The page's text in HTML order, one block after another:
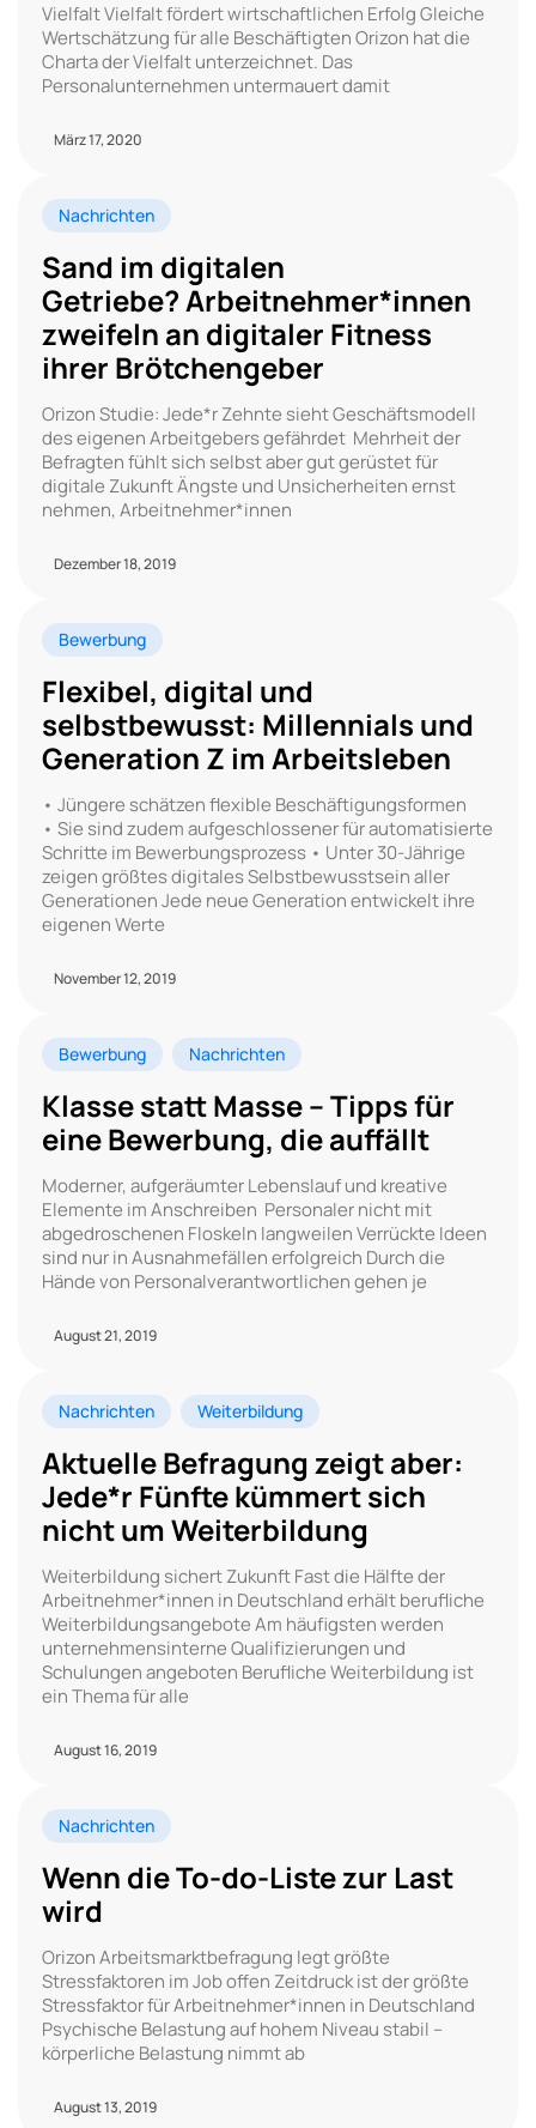
Vielfalt Vielfalt fördert wirtschaftlichen Erfolg Gleiche
Wertschätzung für alle Beschäftigten Orizon hat die
Charta der Vielfalt unterzeichnet. Das
Personalunternehmen untermauert damit
März 17, 2020
Nachrichten
Sand im digitalen
Getriebe? Arbeitnehmer*innen
zweifeln an digitaler Fitness
ihrer Brötchengeber
Orizon Studie: Jede*r Zehnte sieht Geschäftsmodell
des eigenen Arbeitgebers gefährdet Mehrheit der
Befragten fühlt sich selbst aber gut gerüstet für
digitale Zukunft Ängste und Unsicherheiten ernst
nehmen, Arbeitnehmer*innen
Dezember 18, 2019
Bewerbung
Flexibel, digital und
selbstbewusst: Millennials und
Generation Z im Arbeitsleben
• Jüngere schätzen flexible Beschäftigungsformen
• Sie sind zudem aufgeschlossener für automatisierte
Schritte im Bewerbungsprozess • Unter 30-Jährige
zeigen größtes digitales Selbstbewusstsein aller
Generationen Jede neue Generation entwickelt ihre
eigenen Werte
November 12, 2019
Bewerbung Nachrichten
Klasse statt Masse – Tipps für
eine Bewerbung, die auffällt
Moderner, aufgeräumter Lebenslauf und kreative
Elemente im Anschreiben Personaler nicht mit
abgedroschenen Floskeln langweilen Verrückte Ideen
sind nur in Ausnahmefällen erfolgreich Durch die
Hände von Personalverantwortlichen gehen je
August 21, 2019
Nachrichten Weiterbildung
Aktuelle Befragung zeigt aber:
Jede*r Fünfte kümmert sich
nicht um Weiterbildung
Weiterbildung sichert Zukunft Fast die Hälfte der
Arbeitnehmer*innen in Deutschland erhält berufliche
Weiterbildungsangebote Am häufigsten werden
unternehmensinterne Qualifizierungen und
Schulungen angeboten Berufliche Weiterbildung ist
ein Thema für alle
August 16, 2019
Nachrichten
Wenn die To-do-Liste zur Last
wird
Orizon Arbeitsmarktbefragung legt größte
Stressfaktoren im Job offen Zeitdruck ist der größte
Stressfaktor für Arbeitnehmer*innen in Deutschland
Psychische Belastung auf hohem Niveau stabil –
körperliche Belastung nimmt ab
August 13, 2019